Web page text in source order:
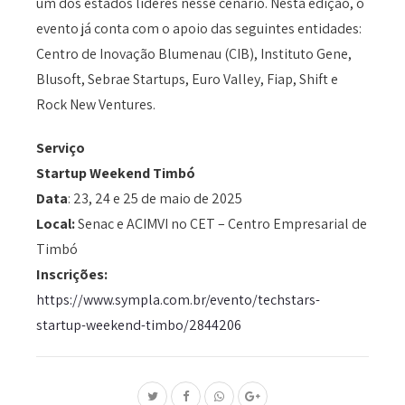
evento já conta com o apoio das seguintes entidades:
Centro de Inovação Blumenau (CIB), Instituto Gene,
Blusoft, Sebrae Startups, Euro Valley, Fiap, Shift e
Rock New Ventures.
Serviço
Startup Weekend Timbó
Data: 23, 24 e 25 de maio de 2025
Local:Senac e ACIMVI no CET – Centro Empresarial de
Timbó
Inscrições:
https://www.sympla.com.br/evento/techstars-
startup-weekend-timbo/2844206